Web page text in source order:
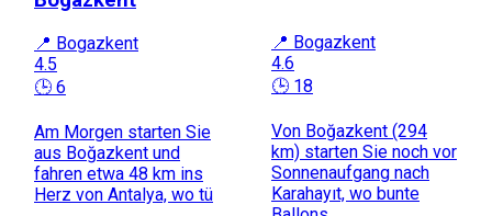
📍 Bogazkent
4.5
🕒 6
Am Morgen starten Sie
aus Boğazkent und
fahren etwa 48 km ins
Herz von Antalya, wo tü
📍 Bogazkent
4.6
🕒 18
Von Boğazkent (294
km) starten Sie noch vor
Sonnenaufgang nach
Karahayıt, wo bunte